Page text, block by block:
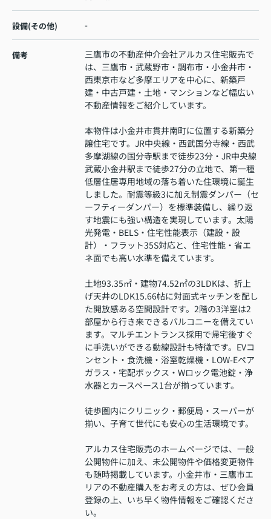
設備(その他) -
備考
三鷹市の不動産仲介会社アルカス住宅販売で
は、三鷹市・武蔵野市・調布市・小金井市・
西東京市など多摩エリアを中心に、新築戸
建・中古戸建・土地・マンションなど幅広い
不動産情報をご紹介しています。
本物件は小金井市貫井南町に位置する新築分
譲住宅です。JR中央線・西武国分寺線・西武
多摩湖線の国分寺駅まで徒歩23分・JR中央線
武蔵小金井駅まで徒歩27分の立地で、第一種
低層住居専用地域の落ち着いた住環境に誕生
しました。耐震等級3に加え制震ダンパー（セ
ーフティーダンパー）を標準装備し、繰り返
す地震にも強い構造を実現しています。太陽
光発電・BELS・住宅性能表示（建設・設
計）・フラット35S対応と、住宅性能・省エ
ネ面でも高い水準を備えています。
土地93.35㎡・建物74.52㎡の3LDKは、折上
げ天井のLDK15.66帖に対面式キッチンを配し
た開放感ある空間設計です。2階の3洋室は2
部屋から行き来できるバルコニーを備えてい
ます。マルチエントランス採用で帰宅後すぐ
に手洗いができる動線設計も特徴です。EVコ
ンセント・食洗機・浴室乾燥機・LOW-Eペア
ガラス・宅配ボックス・Wロック電池錠・浄
水器とカースペース1台が揃っています。
徒歩圏内にクリニック・郵便局・スーパーが
揃い、子育て世代にも安心の生活環境です。
アルカス住宅販売のホームページでは、一般
公開物件に加え、未公開物件や価格変更物件
も随時掲載しています。小金井市・三鷹市エ
リアの不動産購入をお考えの方は、ぜひ会員
登録の上、いち早く物件情報をご確認くださ
い。